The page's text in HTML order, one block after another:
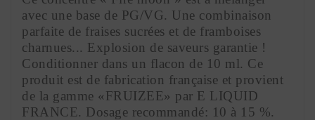
avec une base de PG/VG. Une combinaison
parfaite de fraises sucrées et de framboises
charnues... Explosion de saveurs garantie !
Conditionner dans un flacon de 10 ml. Ce
produit est de fabrication française et provient
de la gamme «FRUIZEE» par E LIQUID
FRANCE. Dosage recommandé: 10 à 15 %.